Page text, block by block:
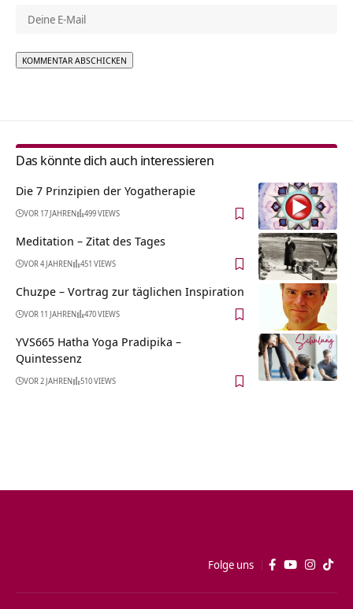
Das könnte dich auch interessieren
Die 7 Prinzipien der Yogatherapie
VOR 17 JAHREN 499 VIEWS
Meditation – Zitat des Tages
VOR 4 JAHREN 451 VIEWS
Chuzpe – Vortrag zur täglichen Inspiration
VOR 11 JAHREN 470 VIEWS
YVS665 Hatha Yoga Pradipika –
Quintessenz
VOR 2 JAHREN 510 VIEWS
Folge uns